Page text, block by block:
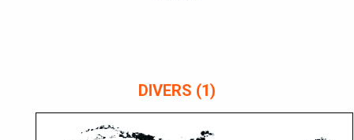
DIVERS (1)